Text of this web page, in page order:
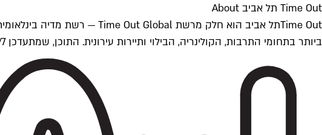
Time Out תל אביב About
ביותר בתחומי התרבות, הקולינריה, הבילוי ותיירות עירונית. התוכן, שמתעדכן 24/7, נכתב ונערך על ידי צוות עיתונאים מקצועי מקומי בישראל, בהתאם לסטנדרטים של Time Out העולמית.